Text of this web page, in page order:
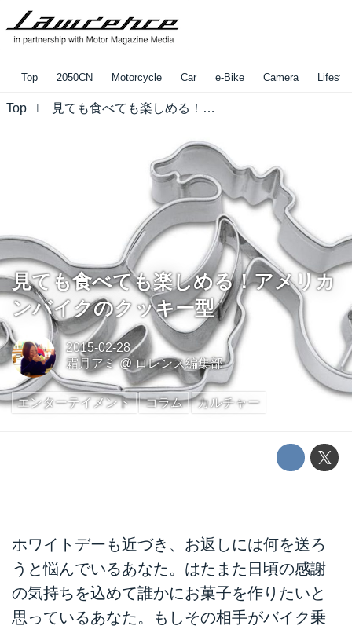
Top 2050CN Motorcycle Car e-Bike Camera
Top 見ても食べても楽しめる！アメリカンバイクのクッキー型
見ても食べても楽しめる！アメリカ
ンバイクのクッキー型
2015-02-28
霜月アミ@ロレンス編集部
エンターテイメント コラム カルチャー
ホワイトデーも近づき、お返しには何を送ろ
うと悩んでいるあなた。はたまた日頃の感謝
の気持ちを込めて誰かにお菓子を作りたいと
思っているあなた。もしその相手がバイク乗